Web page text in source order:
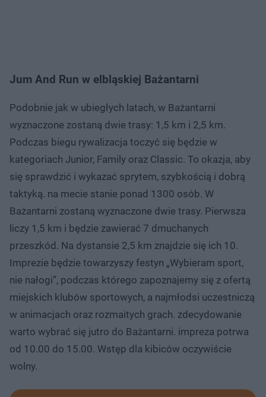
Jum And Run w elbląskiej Bażantarni
Podobnie jak w ubiegłych latach, w Bażantarni
wyznaczone zostaną dwie trasy: 1,5 km i 2,5 km.
Podczas biegu rywalizacja toczyć się będzie w
kategoriach Junior, Family oraz Classic. To okazja, aby
się sprawdzić i wykazać sprytem, szybkością i dobrą
taktyką. na mecie stanie ponad 1300 osób. W
Bażantarni zostaną wyznaczone dwie trasy. Pierwsza
liczy 1,5 km i będzie zawierać 7 dmuchanych
przeszkód. Na dystansie 2,5 km znajdzie się ich 10.
Imprezie będzie towarzyszy festyn „Wybieram sport,
nie nałogi”, podczas którego zapoznajemy się z ofertą
miejskich klubów sportowych, a najmłodsi uczestniczą
w animacjach oraz rozmaitych grach. zdecydowanie
warto wybrać się jutro do Bażantarni. impreza potrwa
od 10.00 do 15.00. Wstęp dla kibiców oczywiście
wolny.